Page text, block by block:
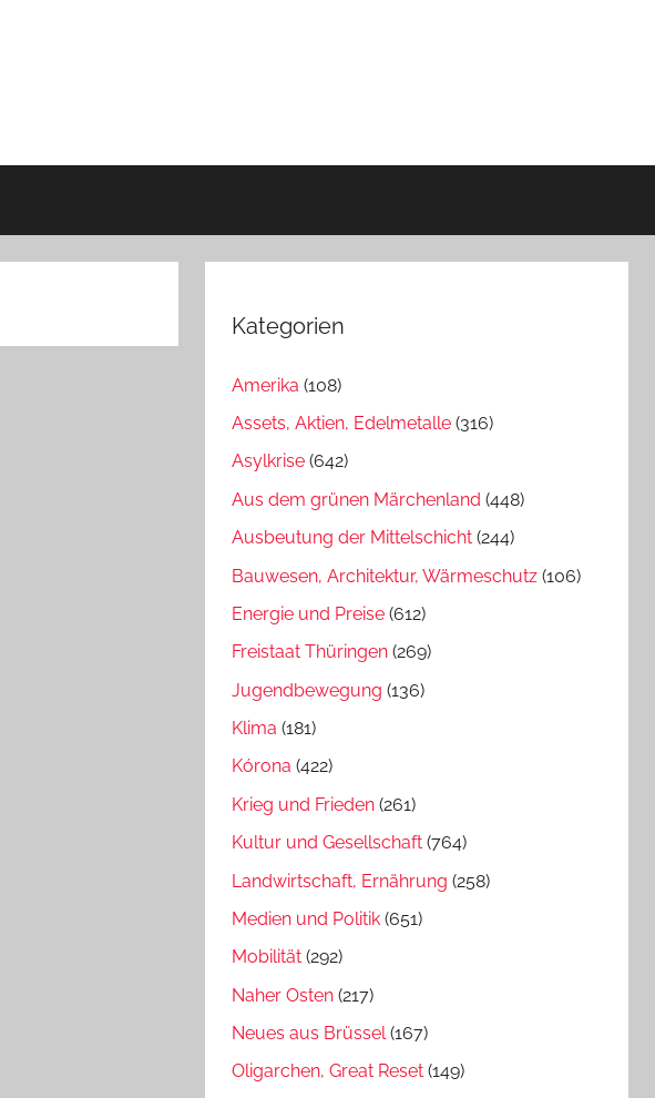
Kategorien
Amerika (108)
Assets, Aktien, Edelmetalle (316)
Asylkrise (642)
Aus dem grünen Märchenland (448)
Ausbeutung der Mittelschicht (244)
Bauwesen, Architektur, Wärmeschutz (106)
Energie und Preise (612)
Freistaat Thüringen (269)
Jugendbewegung (136)
Klima (181)
Kórona (422)
Krieg und Frieden (261)
Kultur und Gesellschaft (764)
Landwirtschaft, Ernährung (258)
Medien und Politik (651)
Mobilität (292)
Naher Osten (217)
Neues aus Brüssel(167)
Oligarchen, Great Reset (149)